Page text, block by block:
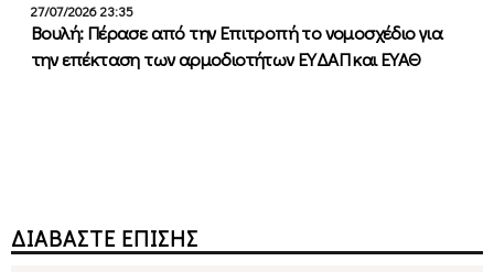
27/07/2026 23:35
Βουλή: Πέρασε από την Επιτροπή το νομοσχέδιο για
την επέκταση των αρμοδιοτήτων ΕΥΔΑΠ και ΕΥΑΘ
ΔΙΑΒΑΣΤΕ ΕΠΙΣΗΣ